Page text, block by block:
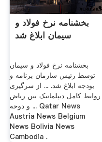
بخشنامه نرخ فولاد و
سیمان ابلاغ شد
بخشنامه نرخ فولاد و سیمان
توسط رئیس سازمان برنامه و
بودجه ابلاغ شد. ... از سرگیری
روابط کامل دیپلماتیک بین ریاض
و دوحه ... Qatar News
Austria News Belgium
News Bolivia News
Cambodia .